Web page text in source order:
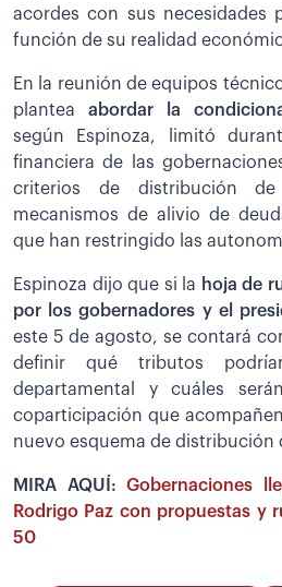
acordes con sus necesidades
función de su realidad
En la reunión de equipos
plantea abordar la
según Espinoza, limitó
financiera de las
criterios de distribución de
mecanismos de alivio de
que han restringido las
Espinoza dijo que si la hoja de
por los gobernadores y el
este 5 de agosto, se contará
definir qué tributos
departamental y cuáles
coparticipación que
nuevo esquema de distribución
MIRA AQUÍ:Gobernaciones
Rodrigo Paz con propuestas y
50